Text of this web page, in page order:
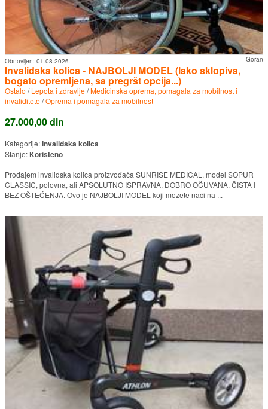
Goran
Obnovljen: 01.08.2026.
Invalidska kolica - NAJBOLJI MODEL (lako sklopiva,
bogato opremljena, sa pregršt opcija...)
Ostalo /Lepota i zdravlje/Medicinska oprema, pomagala za mobilnost i
invaliditete/Oprema i pomagala za mobilnost
27.000,00 din
Kategorije:Invalidska kolica
Stanje: Korišteno
Prodajem invalidska kolica proizvođača SUNRISE MEDICAL, model SOPUR
CLASSIC, polovna, ali APSOLUTNO ISPRAVNA, DOBRO OČUVANA, ČISTA I
BEZ OŠTEĆENJA. Ovo je NAJBOLJI MODEL koji možete naći na ...